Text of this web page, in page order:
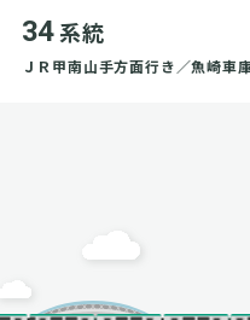
34 系統
ＪＲ甲南山手方面行き／魚崎車